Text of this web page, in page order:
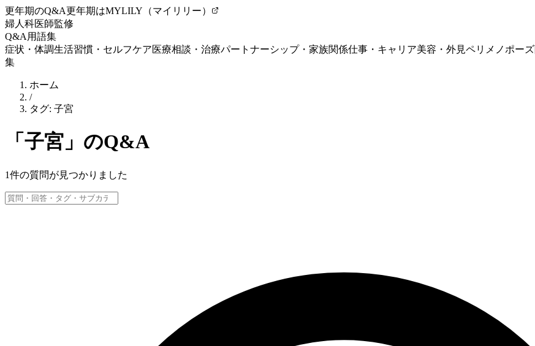
更年期のQ&A更年期はMYLILY（マイリリー）
婦人科医師監修
Q&A 用語集
症状・体調生活習慣・セルフケア医療相談・治療パートナーシップ・家族関係仕事・キャリア美容・外見ペリメノポーズ
集
ホーム
/
タグ: 子宮
「 子宮 」のQ&A
1件の質問が見つかりました